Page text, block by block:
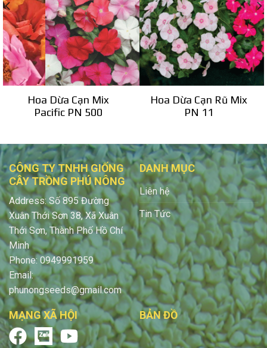
Hoa Dừa Cạn Mix
Pacific PN 500
Hoa Dừa Cạn Rũ Mix
PN 11
CÔNG TY TNHH GIỐNG
CÂY TRỒNG PHÚ NÔNG
Address: Số 895 Đường
Xuân Thới Sơn 38, Xã Xuân
Thới Sơn, Thành Phố Hồ Chí
Minh
Phone: 0949991959
Email:
phunongseeds@gmail.com
DANH MỤC
Liên hệ
Tin Tức
MẠNG XÃ HỘI BẢN ĐỒ